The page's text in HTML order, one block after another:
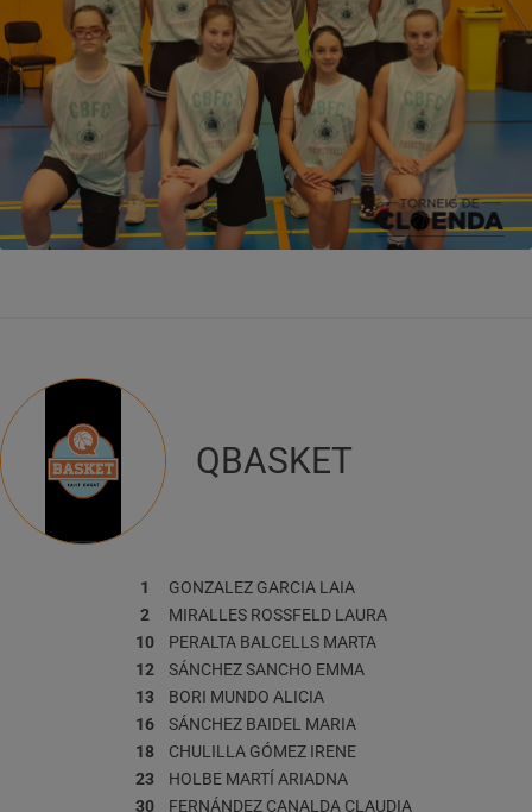
QBASKET
1 GONZALEZ GARCIA LAIA
2
MIRALLES ROSSFELD LAURA
10
PERALTA BALCELLS MARTA
12
SÁNCHEZ SANCHO EMMA
13
BORI MUNDO ALICIA
16
SÁNCHEZ BAIDEL MARIA
18
CHULILLA GÓMEZ IRENE
23
HOLBE MARTÍ ARIADNA
30
FERNÁNDEZ CANALDA CLAUDIA